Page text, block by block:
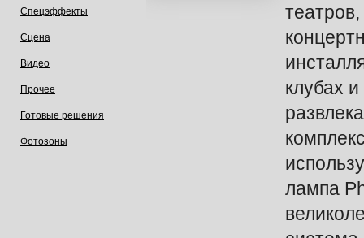
Спецэффекты
Сцена
Видео
Прочее
Готовые решения
Фотозоны
клубах
лампа